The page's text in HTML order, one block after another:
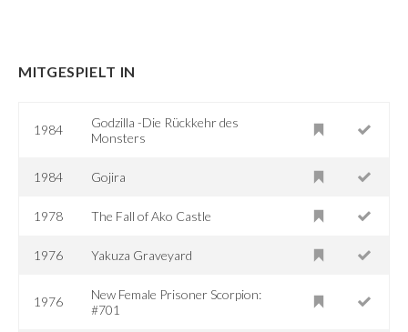
MITGESPIELT IN
1984
Godzilla -Die Rückkehr des
Monsters
1984 Gojira
1978 The Fall of Ako Castle
1976 Yakuza Graveyard
1976
New Female Prisoner Scorpion:
#701